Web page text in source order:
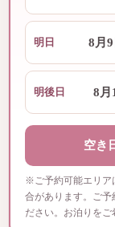
明日 8月9
明後日 8月
空き
※ご予約可能エリア
合があります。ご予
ださい。お泊りをご